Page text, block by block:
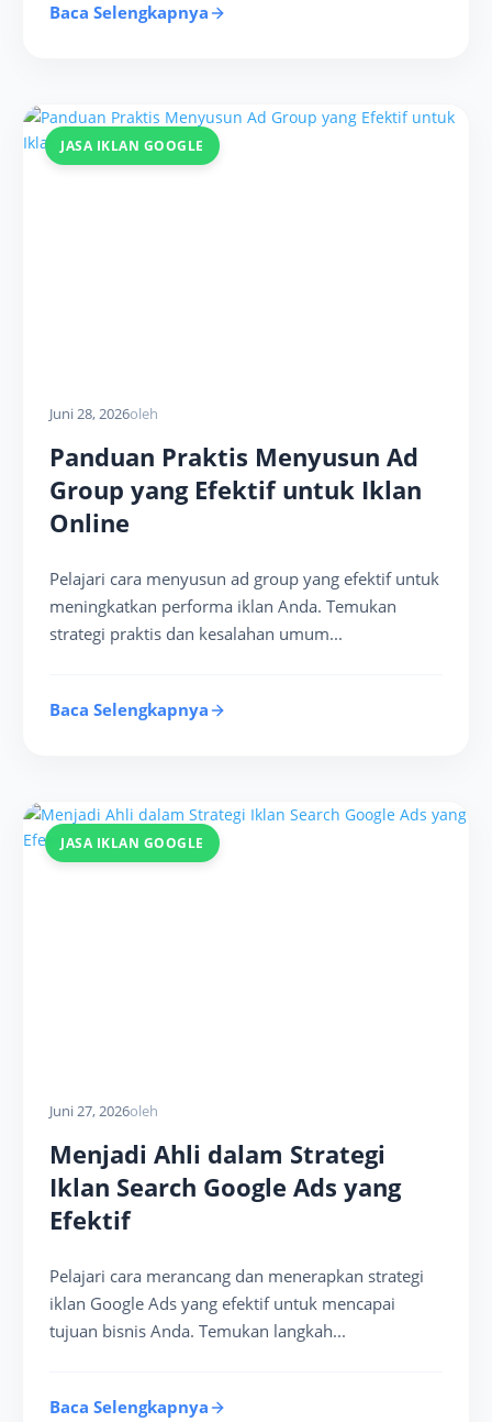
Baca Selengkapnya
JASA IKLAN GOOGLE
Juni 28, 2026oleh
Panduan Praktis Menyusun Ad
Group yang Efektif untuk Iklan
Online
Pelajari cara menyusun ad group yang efektif untuk
meningkatkan performa iklan Anda. Temukan
strategi praktis dan kesalahan umum...
Baca Selengkapnya
JASA IKLAN GOOGLE
Juni 27, 2026oleh
Menjadi Ahli dalam Strategi
Iklan Search Google Ads yang
Efektif
Pelajari cara merancang dan menerapkan strategi
iklan Google Ads yang efektif untuk mencapai
tujuan bisnis Anda. Temukan langkah...
Baca Selengkapnya